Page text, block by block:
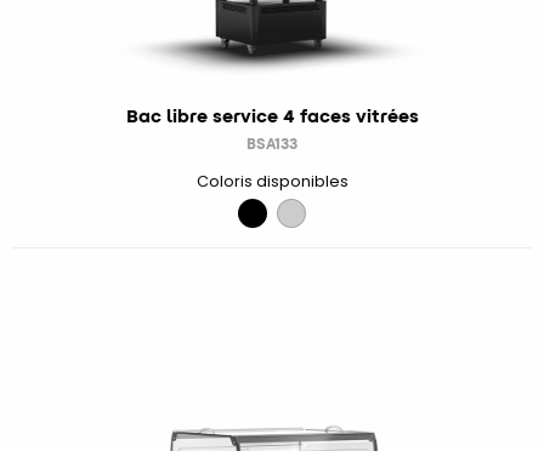
Bac libre service 4 faces vitrées
BSA133
Coloris disponibles